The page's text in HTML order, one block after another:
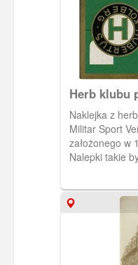
Herb klubu
Sport
Naklejka z
Militar Sport
założonego w
Nalepki takie
tej berlińskiej
Weidengasse